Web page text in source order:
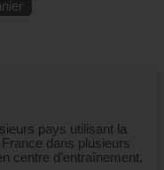
pays utilisant la
dans plusieurs
centre d’entraînement.